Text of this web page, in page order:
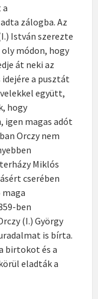
a
zálogba. Az
István szerezte
módon, hogy
át neki az
idejére a pusztát
együtt,
hogy
igen magas adót
Orczy nem
Miklós
cserében
ben
(I.) György
is bírta.
birtokot és a
eladták a